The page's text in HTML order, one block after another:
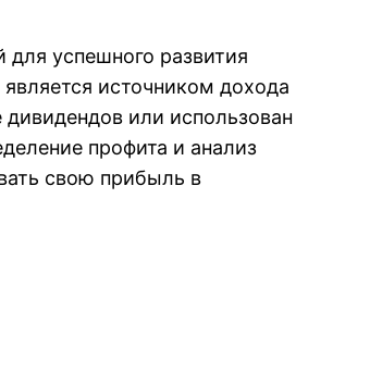
успешного развития
источником дохода
или использован
профита и анализ
свою прибыль в